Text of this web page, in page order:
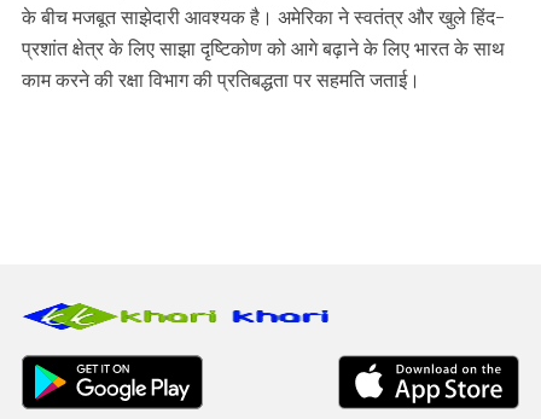
के बीच मजबूत साझेदारी आवश्यक है। अमेरिका ने स्वतंत्र और खुले हिंद-
प्रशांत क्षेत्र के लिए साझा दृष्टिकोण को आगे बढ़ाने के लिए भारत के साथ
काम करने की रक्षा विभाग की प्रतिबद्धता पर सहमति जताई।